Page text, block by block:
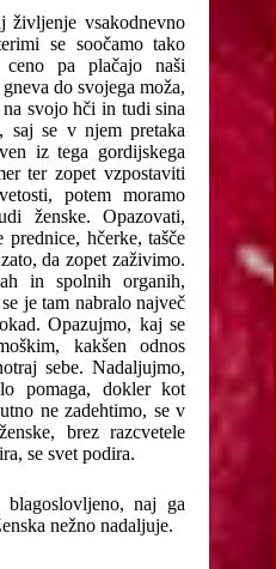
vsakodnevno
se soočamo tako
pa plačajo naši
do svojega moža,
na svojo hči in tudi sina
saj se v njem pretaka
iz tega gordijskega
ter zopet vzpostaviti
potem moramo
ženske. Opazovati,
prednice, hčerke, tašče
da zopet zaživimo.
in spolnih organih,
je tam nabralo največ
Opazujmo, kaj se
kakšen odnos
sebe. Nadaljujmo,
pomaga, dokler kot
ne zadehtimo, se v
brez razcvetele
se svet podira.
naj ga
nežno nadaljuje.